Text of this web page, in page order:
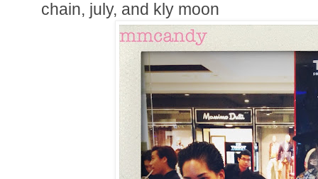
chain, july, and kly moon